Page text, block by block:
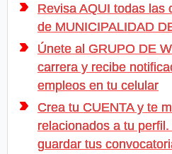
Revisa AQUI todas las
de MUNICIPALIDAD
Únete al GRUPO DE
carrera y recibe
empleos en tu celular
Crea tu CUENTA y te
relacionados a tu
guardar tus